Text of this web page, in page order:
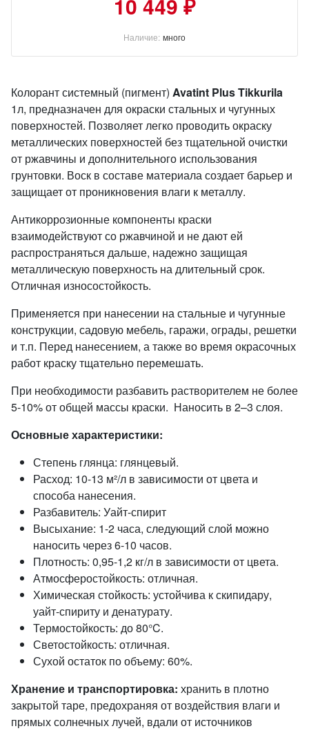
Наличие: много
Колорант системный (пигмент) Avatint Plus Tikkurila
1л, предназначен для окраски стальных и чугунных
поверхностей. Позволяет легко проводить окраску
металлических поверхностей без тщательной очистки
от ржавчины и дополнительного использования
грунтовки. Воск в составе материала создает барьер и
защищает от проникновения влаги к металлу.
Антикоррозионные компоненты краски
взаимодействуют со ржавчиной и не дают ей
распространяться дальше, надежно защищая
металлическую поверхность на длительный срок.
Отличная износостойкость.
Применяется при нанесении на стальные и чугунные
конструкции, садовую мебель, гаражи, ограды, решетки
и т.п. Перед нанесением, а также во время окрасочных
работ краску тщательно перемешать.
При необходимости разбавить растворителем не более
5-10% от общей массы краски. Наносить в 2–3 слоя.
Основные характеристики:
Степень глянца: глянцевый.
Расход: 10-13 м²/л в зависимости от цвета и
способа нанесения.
Разбавитель: Уайт-спирит
Высыхание: 1-2 часа, следующий слой можно
наносить через 6-10 часов.
Плотность: 0,95-1,2 кг/л в зависимости от цвета.
Атмосферостойкость: отличная.
Химическая стойкость: устойчива к скипидару,
уайт-спириту и денатурату.
Термостойкость: до 80°C.
Светостойкость: отличная.
Сухой остаток по объему: 60%.
Хранение и транспортировка: хранить в плотно
закрытой таре, предохраняя от воздействия влаги и
прямых солнечных лучей, вдали от источников